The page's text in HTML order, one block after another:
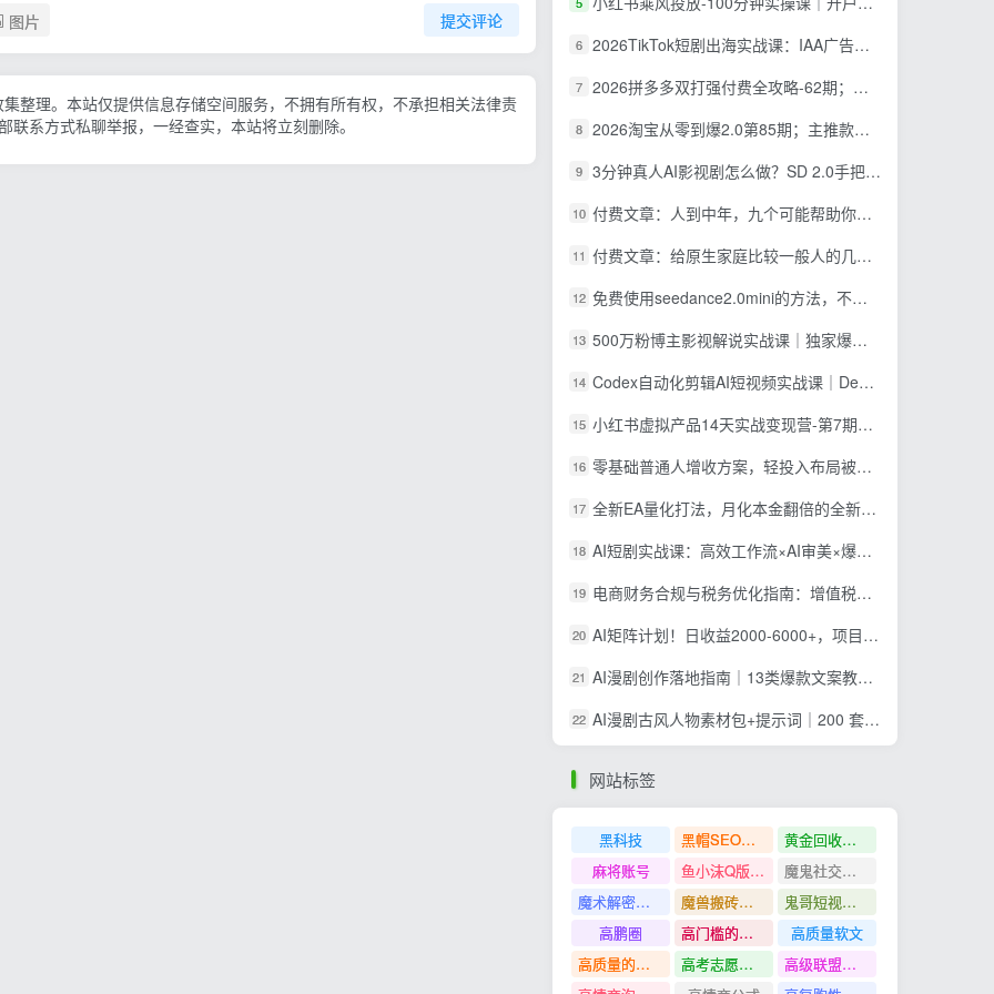
提交评论
图片
整理。本站仅提供信息存储空间服务，不拥有所有权，不承担相关法律责
系方式私聊举报，一经查实，本站将立刻删除。
6 2026TikTok短剧出海实战课：IAA广告分账×IAP付费变现×账号搭建×平台规则×双轨爆发×回款全流程
7 2026拼多多双打强付费全攻略-62期；成本推广加托管双剑合璧，系统讲解7种付费玩法优劣势与选择策略
8 2026淘宝从零到爆2.0第85期；主推款五项高权重初始设置，改销量评晒秒单快速破零积累基础权重
9 3分钟真人AI影视剧怎么做？SD 2.0手把手完整制作流程｜Higgsfield 14天SD 2.0/2.5无限生成
10 付费文章：人到中年，九个可能帮助你延长寿命的习惯
11 付费文章：给原生家庭比较一般人的几点建议，打破阶层局限，实现个人与家族代际向上跃升
12 免费使用seedance2.0mini的方法，不能真人，可以无限10秒视频，9图+3音频参考
13 500万粉博主影视解说实战课｜独家爆款私藏思路，AI文案剪映PR剪辑发布全流程教学
14 Codex自动化剪辑AI短视频实战课｜DeepSeek V4 Pro多API联动，图文成片封装Skill全流程
15 小红书虚拟产品14天实战变现营-第7期：需求挖掘×AI+Skill原创×产品矩阵×内容笔记×一人公司进阶×全链路
16 零基础普通人增收方案，轻投入布局被动收入，多多虚拟月收益 1-3 万
17 全新EA量化打法，月化本金翻倍的全新策略，安全稳定持续输出
18 AI短剧实战课：高效工作流×AI审美×爆款拆解×文案角色场景分镜×LibTV进阶×站位控制×从脚本到成片交付全流程
19 电商财务合规与税务优化指南：增值税+企税+个税全覆盖，财务制度搭建落地纳税筹划方案
20 AI矩阵计划！日收益2000-6000+，项目绿色长久，安全稳健，合规靠谱，可批量放大。
21 AI漫剧创作落地指南｜13类爆款文案教学，Sora、即梦、GPT-Image全套出片工具实操教学
22 AI漫剧古风人物素材包+提示词｜200 套古代言情三视图，配套专属提示词短剧主角配角直接套用
网站标签
黑科技 黑帽SEO案例分析
黄金回收奢侈品
麻将账号
鱼小沫Q版人物团练课
魔鬼社交实战课全套课程
魔术解密教程
魔兽搬砖搞钱
鬼哥短视频底层逻辑
高鹏圈
高门槛的生意
高质量软文
高质量的问答和知识分享
高考志愿填报
高级联盟营销教程